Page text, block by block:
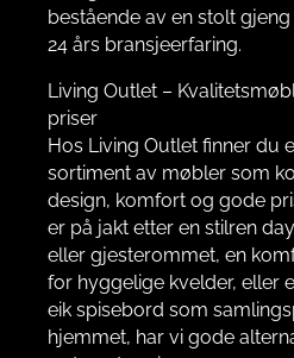
bestående av en stolt
24 års bransjeerfaring.
Living Outlet –
priser
Hos Living Outlet finner du
sortiment av møbler som
design, komfort og gode
er på jakt etter en stilren
eller gjesterommet, en
for hyggelige kvelder, eller
eik spisebord som
hjemmet, har vi gode